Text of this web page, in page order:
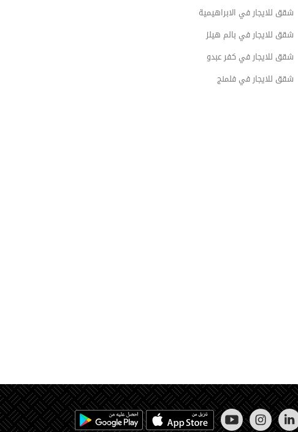
شقق للايجار في الابراهيمية
شقق للايجار في بالم هيلز
شقق للايجار في كفر عبدو
شقق للايجار في فلمنج